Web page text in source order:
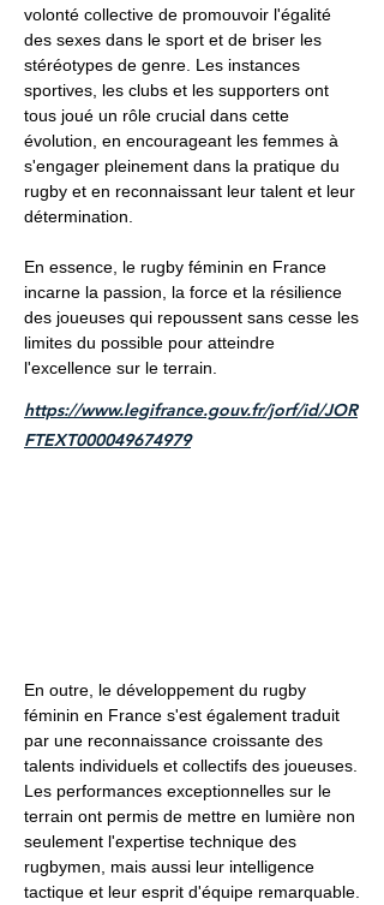
volonté collective de promouvoir l'égalité
des sexes dans le sport et de briser les
stéréotypes de genre. Les instances
sportives, les clubs et les supporters ont
tous joué un rôle crucial dans cette
évolution, en encourageant les femmes à
s'engager pleinement dans la pratique du
rugby et en reconnaissant leur talent et leur
détermination.
En essence, le rugby féminin en France
incarne la passion, la force et la résilience
des joueuses qui repoussent sans cesse les
limites du possible pour atteindre
l'excellence sur le terrain.
https://www.legifrance.gouv.fr/jorf/id/JOR
FTEXT000049674979
En outre, le développement du rugby
féminin en France s'est également traduit
par une reconnaissance croissante des
talents individuels et collectifs des joueuses.
Les performances exceptionnelles sur le
terrain ont permis de mettre en lumière non
seulement l'expertise technique des
rugbymen, mais aussi leur intelligence
tactique et leur esprit d'équipe remarquable.